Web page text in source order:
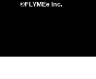
©FLYMEe Inc.